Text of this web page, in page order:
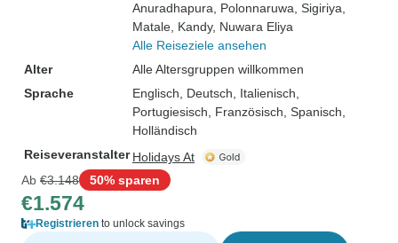
Anuradhapura , Polonnaruwa , Sigiriya
Matale , Kandy, Nuwara Eliya
Alle Reiseziele ansehen
Alter
Alle Altersgruppen willkommen
Sprache
Englisch, Deutsch, Italienisch,
Portugiesisch, Französisch, Spanisch,
Holländisch
Reiseveranstalter Holidays At
Ab €3.148 50% sparen
€1.574
Registrieren to unlock savings